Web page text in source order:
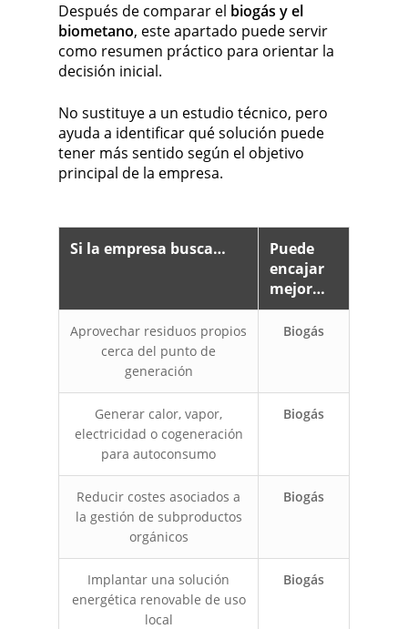
Después de comparar el biogás y el
biometano, este apartado puede servir
como resumen práctico para orientar la
decisión inicial.
No sustituye a un estudio técnico, pero
ayuda a identificar qué solución puede
tener más sentido según el objetivo
principal de la empresa.
Si la empresa busca…
Puede
encajar
mejor…
Aprovechar residuos propios
cerca del punto de
generación
Biogás
Generar calor, vapor,
electricidad o cogeneración
para autoconsumo
Biogás
Reducir costes asociados a
la gestión de subproductos
orgánicos
Biogás
Implantar una solución
energética renovable de uso
local
Biogás